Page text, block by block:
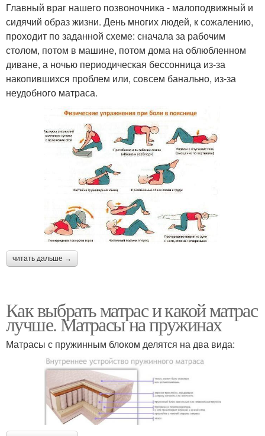
Главный враг нашего позвоночника - малоподвижный и
сидячий образ жизни. День многих людей, к сожалению,
проходит по заданной схеме: сначала за рабочим
столом, потом в машине, потом дома на облюбленном
диване, а ночью периодическая бессонница из-за
накопившихся проблем или, совсем банально, из-за
неудобного матраса.
читать дальше →
Как выбрать матрас и какой матрас
лучше. Матрасы на пружинах
Матрасы с пружинным блоком делятся на два вида: